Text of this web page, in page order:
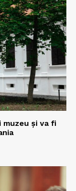
muzeu şi va fi